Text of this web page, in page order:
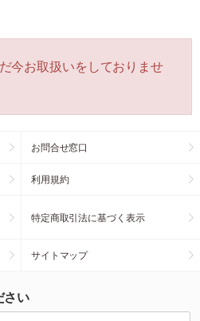
今お取扱いをしておりませ
お問合せ窓口
利用規約
特定商取引法に基づく表示
サイトマップ
さい